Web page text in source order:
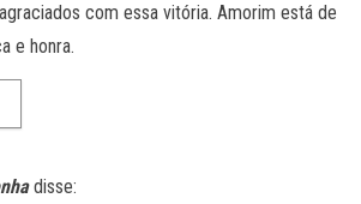
com essa vitória. Amorim está de
e honra.
disse: